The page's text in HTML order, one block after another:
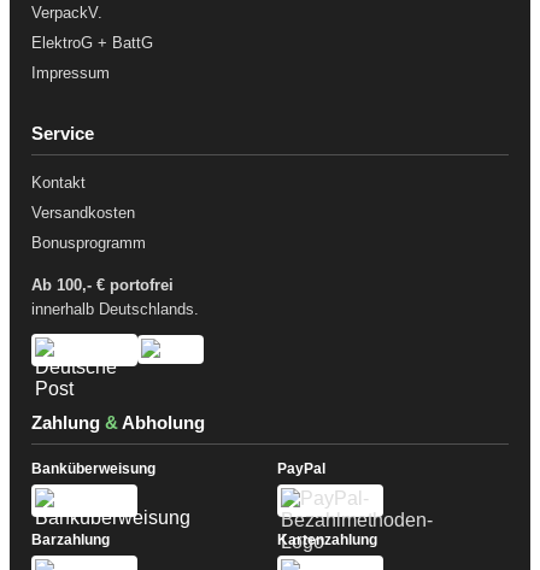
VerpackV.
ElektroG + BattG
Impressum
Service
Kontakt
Versandkosten
Bonusprogramm
Ab 100,- € portofrei
innerhalb Deutschlands.
Zahlung &Abholung
Banküberweisung PayPal
Barzahlung Kartenzahlung